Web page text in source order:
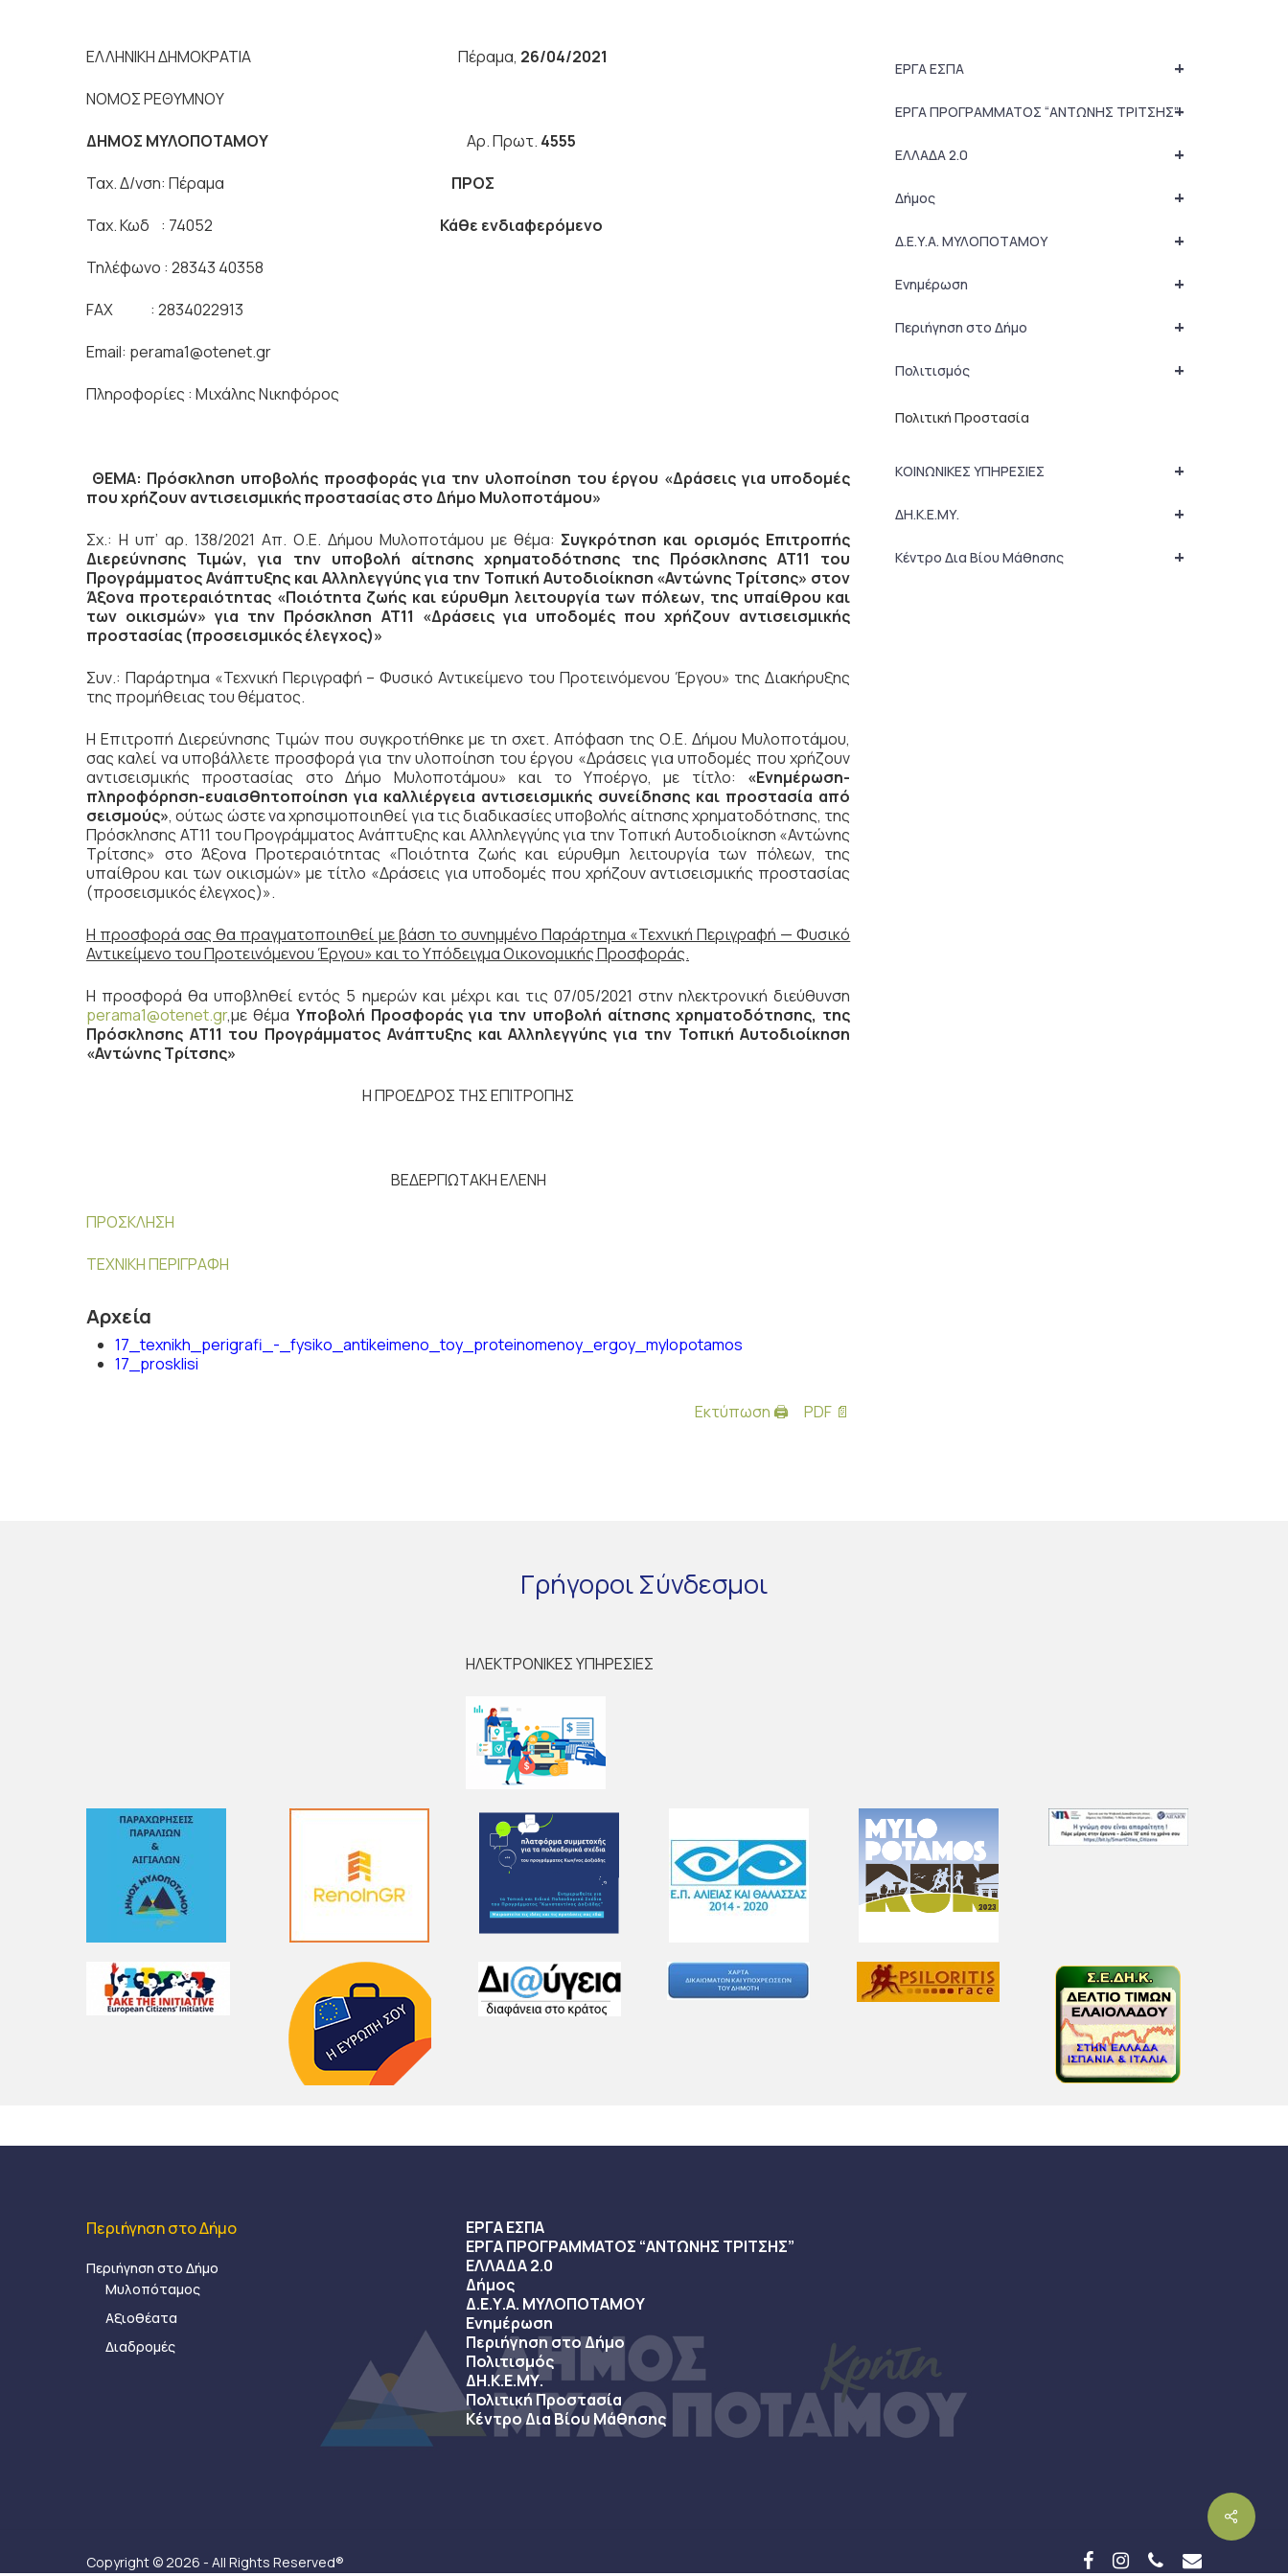
ΕΛΛΗΝΙΚΗ ΔΗΜΟΚΡΑΤΙΑ Πέραμα, 26/04/2021
ΝΟΜΟΣ ΡΕΘΥΜΝΟΥ
ΔΗΜΟΣ ΜΥΛΟΠΟΤΑΜΟΥ Αρ. Πρωτ. 4555
Ταχ. Δ/νση: Πέραμα ΠΡΟΣ
Ταχ. Κωδ : 74052 Κάθε ενδιαφερόμενο
Τηλέφωνο : 28343 40358
FAX : 2834022913
Email: perama1@otenet.gr
Πληροφορίες : Μιχάλης Νικηφόρος
ΘΕΜΑ: Πρόσκληση υποβολής προσφοράς για την υλοποίηση του έργου «Δράσεις για υποδομές
που χρήζουν αντισεισμικής προστασίας στο Δήμο Μυλοποτάμου»
Σχ.: Η υπ’ αρ. 138/2021 Απ. Ο.Ε. Δήμου Μυλοποτάμου με θέμα: Συγκρότηση και ορισμός Επιτροπής
Διερεύνησης Τιμών, για την υποβολή αίτησης χρηματοδότησης της Πρόσκλησης ΑΤ11 του
Προγράμματος Ανάπτυξης και Αλληλεγγύης για την Τοπική Αυτοδιοίκηση «Αντώνης Τρίτσης» στον
Άξονα προτεραιότητας «Ποιότητα ζωής και εύρυθμη λειτουργία των πόλεων, της υπαίθρου και
των οικισμών» για την Πρόσκληση ΑΤ11 «Δράσεις για υποδομές που χρήζουν αντισεισμικής
προστασίας (προσεισμικός έλεγχος)»
Συν.: Παράρτημα «Τεχνική Περιγραφή – Φυσικό Αντικείμενο του Προτεινόμενου Έργου» της Διακήρυξης
της προμήθειας του θέματος.
Η Επιτροπή Διερεύνησης Τιμών που συγκροτήθηκε με τη σχετ. Απόφαση της Ο.Ε. Δήμου Μυλοποτάμου,
σας καλεί να υποβάλλετε προσφορά για την υλοποίηση του έργου «Δράσεις για υποδομές που χρήζουν
αντισεισμικής προστασίας στο Δήμο Μυλοποτάμου» και το Υποέργο, με τίτλο: «Ενημέρωση-
πληροφόρηση-ευαισθητοποίηση για καλλιέργεια αντισεισμικής συνείδησης και προστασία από
σεισμούς», ούτως ώστε να χρησιμοποιηθεί για τις διαδικασίες υποβολής αίτησης χρηματοδότησης, της
Πρόσκλησης ΑΤ11 του Προγράμματος Ανάπτυξης και Αλληλεγγύης για την Τοπική Αυτοδιοίκηση «Αντώνης
Τρίτσης» στο Άξονα Προτεραιότητας «Ποιότητα ζωής και εύρυθμη λειτουργία των πόλεων, της
υπαίθρου και των οικισμών» με τίτλο «Δράσεις για υποδομές που χρήζουν αντισεισμικής προστασίας
(προσεισμικός έλεγχος)».
Η προσφορά σας θα πραγματοποιηθεί µε βάση το συνημμένο Παράρτημα «Τεχνική Περιγραφή — Φυσικό
Αντικείμενο του Προτεινόμενου Έργου» και το Υπόδειγμα Οικονομικής Προσφοράς.
Η προσφορά θα υποβληθεί εντός 5 ημερών και μέχρι και τις 07/05/2021 στην ηλεκτρονική διεύθυνση
perama1@otenet.gr,µε θέμα Υποβολή Προσφοράς για την υποβολή αίτησης χρηματοδότησης, της
Πρόσκλησης ΑΤ11 του Προγράμματος Ανάπτυξης και Αλληλεγγύης για την Τοπική Αυτοδιοίκηση
«Αντώνης Τρίτσης»
Η ΠΡΟΕΔΡΟΣ ΤΗΣ ΕΠΙΤΡΟΠΗΣ
ΒΕΔΕΡΓΙΩΤΑΚΗ ΕΛΕΝΗ
ΠΡΟΣΚΛΗΣΗ
ΤΕΧΝΙΚΗ ΠΕΡΙΓΡΑΦΗ
Αρχεία
17_texnikh_perigrafi_-_fysiko_antikeimeno_toy_proteinomenoy_ergoy_mylopotamos
17_prosklisi
Εκτύπωση 🖨 PDF 📄
+
ΕΡΓΑ ΕΣΠΑ
+
ΕΡΓΑ ΠΡΟΓΡΑΜΜΑΤΟΣ “ΑΝΤΩΝΗΣ ΤΡΙΤΣΗΣ”
+
ΕΛΛΑΔΑ 2.0
+
Δήμος
+
Δ.Ε.Υ.Α. ΜΥΛΟΠΟΤΑΜΟΥ
+
Ενημέρωση
+
Περιήγηση στο Δήμο
+
Πολιτισμός
Πολιτική Προστασία
+
ΚΟΙΝΩΝΙΚΕΣ ΥΠΗΡΕΣΙΕΣ
+
ΔΗ.Κ.Ε.ΜΥ.
+
Κέντρο Δια Βίου Μάθησης
ΓρήγοροιΣύνδεσμοι
ΗΛΕΚΤΡΟΝΙΚΕΣ ΥΠΗΡΕΣΙΕΣ
Περιήγηση στο Δήμο
Περιήγηση στο Δήμο
Μυλοπόταμος
Αξιοθέατα
Διαδρομές
ΕΡΓΑ ΕΣΠΑ
ΕΡΓΑ ΠΡΟΓΡΑΜΜΑΤΟΣ “ΑΝΤΩΝΗΣ ΤΡΙΤΣΗΣ”
ΕΛΛΑΔΑ 2.0
Δήμος
Δ.Ε.Υ.Α. ΜΥΛΟΠΟΤΑΜΟΥ
Ενημέρωση
Περιήγηση στο Δήμο
Πολιτισμός
ΔΗ.Κ.Ε.ΜΥ.
Πολιτική Προστασία
Κέντρο Δια Βίου Μάθησης
Copyright © 2026 - All Rights Reserved®
facebookinstagramphoneemail